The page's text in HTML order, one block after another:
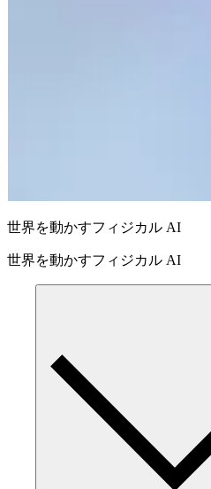
世界を動かすフィジカル AI
世界を動かすフィジカル AI